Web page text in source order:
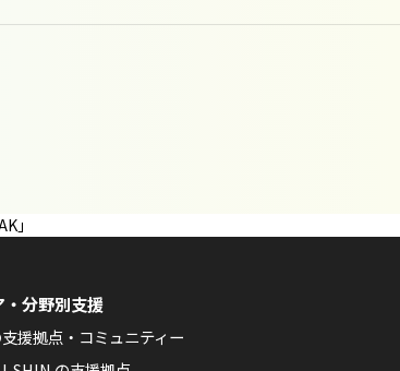
」
・分野別支援
援拠点・コミュニティー